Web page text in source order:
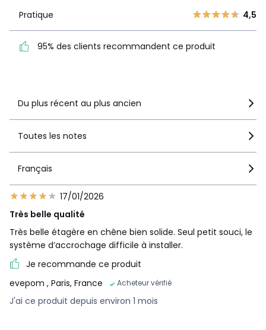
1 0
2
recommandent ce produit
Pratique 4,5
95% des clients recommandent ce produit
Du plus récent au plus ancien
Toutes les notes
Français
17/01/2026
Très belle qualité
Très belle étagère en chêne bien solide. Seul petit souci, le
système d’accrochage difficile à installer.
Je recommande ce produit
evepom , Paris, France Acheteur vérifié
J'ai ce produit depuis environ 1 mois